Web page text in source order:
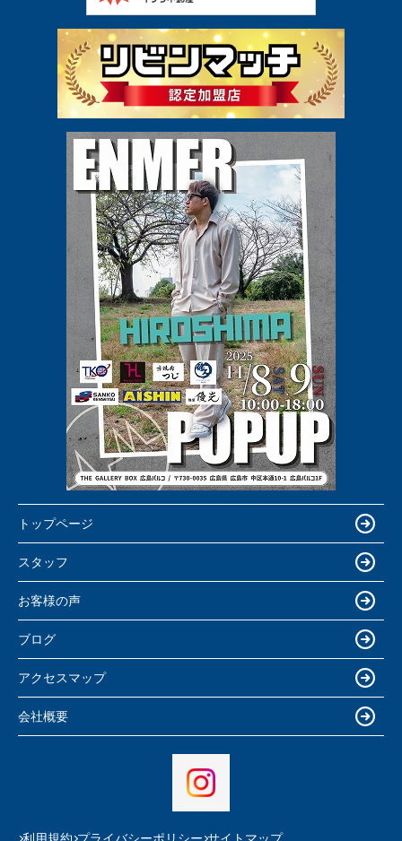
トップページ
スタッフ
お客様の声
ブログ
アクセスマップ
会社概要